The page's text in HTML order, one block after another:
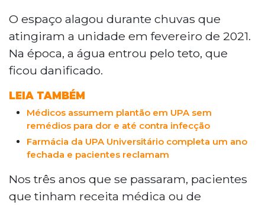
O espaço alagou durante chuvas que
atingiram a unidade em fevereiro de 2021.
Na época, a água entrou pelo teto, que
ficou danificado.
LEIA TAMBÉM
Médicos assumem plantão em UPA sem
remédios para dor e até contra infecção
Farmácia da UPA Universitário completa um ano
fechada e pacientes reclamam
Nos três anos que se passaram, pacientes
que tinham receita médica ou de